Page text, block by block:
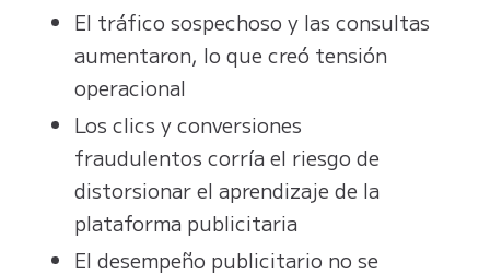
El tráfico sospechoso y las consultas
aumentaron, lo que creó tensión
operacional
Los clics y conversiones
fraudulentos corría el riesgo de
distorsionar el aprendizaje de la
plataforma publicitaria
El desempeño publicitario no se